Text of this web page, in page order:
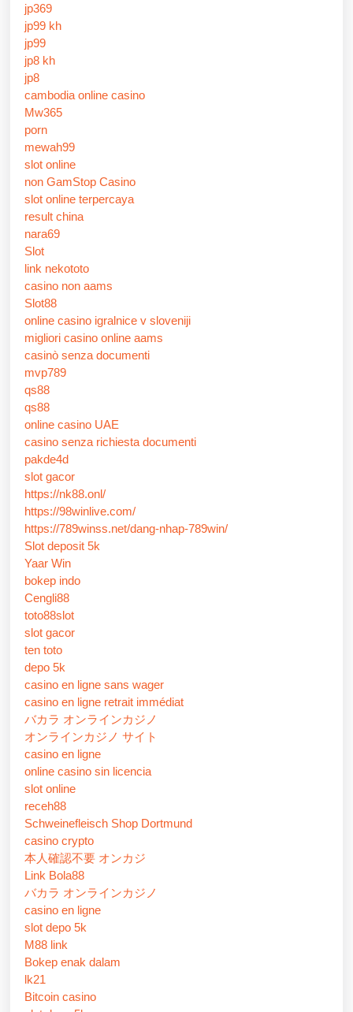
jp369
jp99 kh
jp99
jp8 kh
jp8
cambodia online casino
Mw365
porn
mewah99
slot online
non GamStop Casino
slot online terpercaya
result china
nara69
Slot
link nekototo
casino non aams
Slot88
online casino igralnice v sloveniji
migliori casino online aams
casinò senza documenti
mvp789
qs88
qs88
online casino UAE
casino senza richiesta documenti
pakde4d
slot gacor
https://nk88.onl/
https://98winlive.com/
https://789winss.net/dang-nhap-789win/
Slot deposit 5k
Yaar Win
bokep indo
Cengli88
toto88slot
slot gacor
ten toto
depo 5k
casino en ligne sans wager
casino en ligne retrait immédiat
バカラ オンラインカジノ
オンラインカジノ サイト
casino en ligne
online casino sin licencia
slot online
receh88
Schweinefleisch Shop Dortmund
casino crypto
本人確認不要 オンカジ
Link Bola88
バカラ オンラインカジノ
casino en ligne
slot depo 5k
M88 link
Bokep enak dalam
lk21
Bitcoin casino